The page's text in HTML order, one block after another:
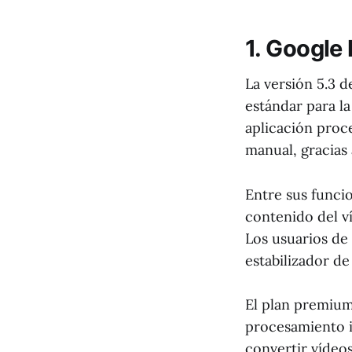
1.
La versión 5.3
estándar para
aplicación
manual,
Entre sus
contenido del
Los usuarios
estabilizador
El plan
procesamiento